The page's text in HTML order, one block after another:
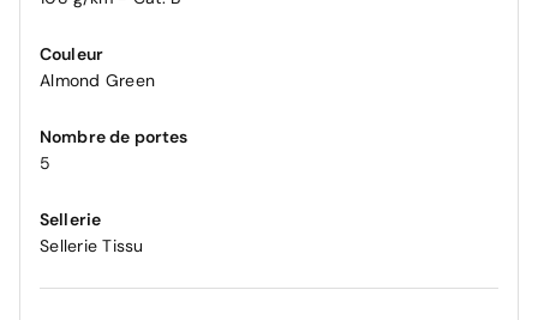
Couleur
Almond Green
Nombre de portes
5
Sellerie
Sellerie Tissu